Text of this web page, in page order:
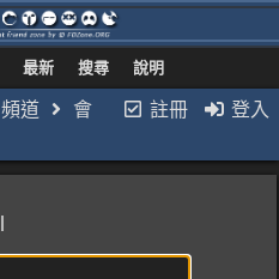
最新 搜尋 說明
註冊 登入
頻道
會